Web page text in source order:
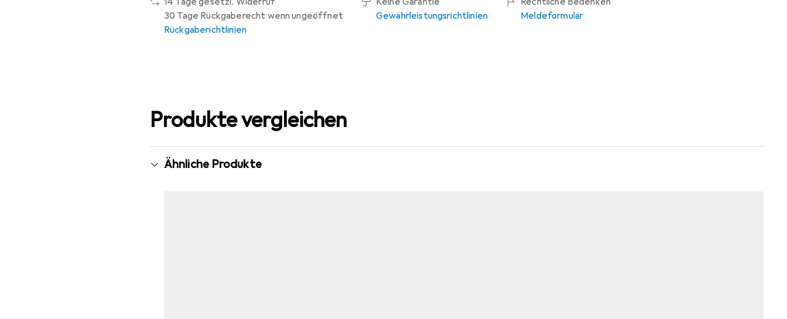
30 Tage Rückgaberecht wenn ungeöffnet
Rückgaberichtlinien
Gewährleistungsrichtlinien
Meldeformular
Produkte vergleichen
Ähnliche Produkte